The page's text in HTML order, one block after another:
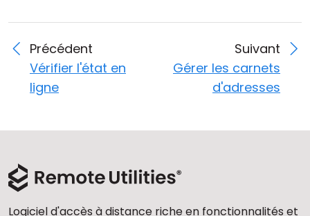
Précédent
Vérifier l'état en
ligne
Suivant
Gérer les carnets
d'adresses
Logiciel d'accès à distance riche en fonctionnalités et